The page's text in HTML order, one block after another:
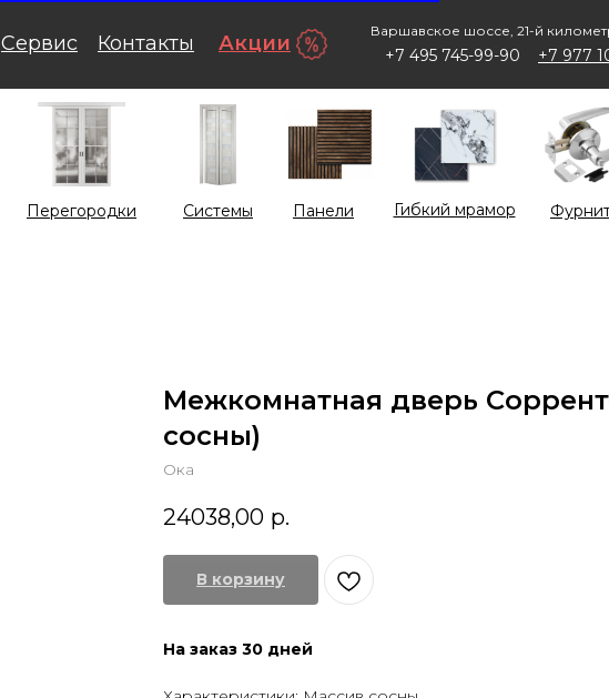
Контакты
Сервис Акции
+7 977
Варшавское шоссе, 21-й
+7 495 745-99-90
Системы Гибкий мрамор
Панели
Перегородки
Межкомнатная дверь
сосны)
Ока
24038,00 р.
В корзину
На заказ 30 дней